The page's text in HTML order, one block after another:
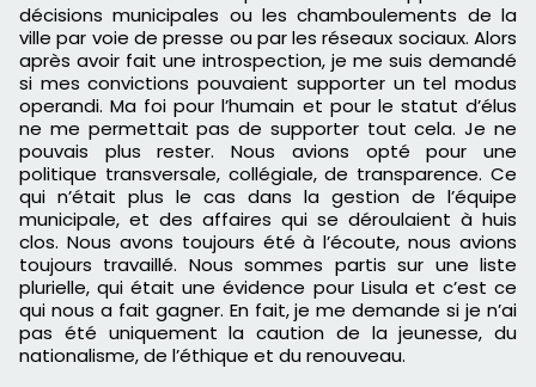
décisions municipales ou leschamboulements de la
ville par voie de presse ou par les réseaux sociaux. Alors
après avoir fait une introspection, je me suis demandé
si mes convictions pouvaient supporter un tel modus
operandi. Ma foi pour l’humain et pour le statut d’élus
ne me permettait pas de supporter tout cela. Je ne
pouvais plus rester.
Nous avions opté pourune
politique transversale, collégiale, de transparence. Ce
qui n’était plus le cas dans la gestion de l’équipe
municipale, et des affaires qui se déroulaient à huis
clos. Nous avons toujours été à l’écoute, nous avions
toujours travaillé. Nous sommes partis sur une liste
plurielle,qui était une évidence pour Lisula et c’est ce
qui nous a fait gagner. En fait, je me demande si je n’ai
pas été uniquement la caution de la jeunesse, du
nationalisme, de l’éthique et du renouveau.